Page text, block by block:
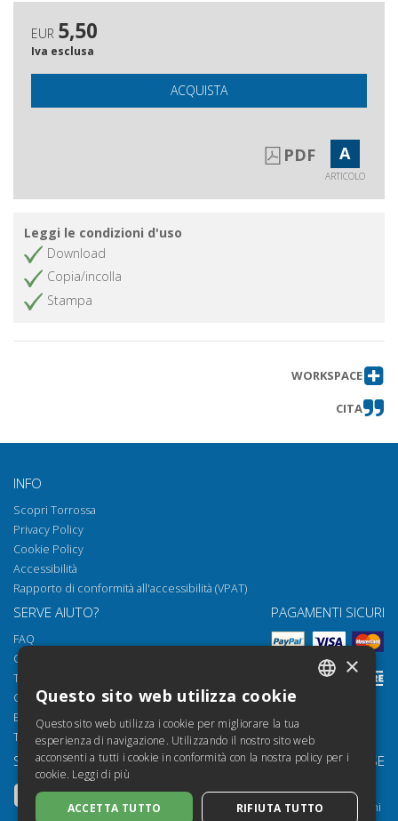
EUR 5,50
Iva esclusa
ACQUISTA
PDF A
ARTICOLO
Leggi le condizioni d'uso
Download
Copia/incolla
Stampa
WORKSPACE
CITA
INFO
Scopri Torrossa
Privacy Policy
Cookie Policy
Accessibilità
Rapporto di conformità all'accessibilità (VPAT)
SERVE AIUTO?
FAQ
Come aprire i nostri documenti
Torrossa Reader
Condizioni d'uso
Email:
helpdesk@torrossa.com
Tel: +39 055 5018800
PAGAMENTI SICURI
SEGUICI SU LE NOSTRE RISORSE
Torrossa per Istituzioni
FRENCH
ENGLISH
×
Questo sito web utilizza cookie
Questo sito web utilizza i cookie per migliorare la tua
esperienza di navigazione. Utilizzando il nostro sito web
acconsenti a tutti i cookie in conformità con la nostra policy per i
cookie. Leggi di più
ACCETTA TUTTO RIFIUTA TUTTO